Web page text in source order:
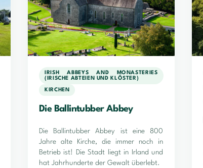
IRISH ABBEYS AND MONASTERIES
(IRISCHE ABTEIEN UND KLÖSTER)
KIRCHEN
Die Ballintubber Abbey
Die Ballintubber Abbey ist eine 800
Jahre alte Kirche, die immer noch in
Betrieb ist! Die Stadt liegt in Irland und
hat Jahrhunderte der Gewalt überlebt.